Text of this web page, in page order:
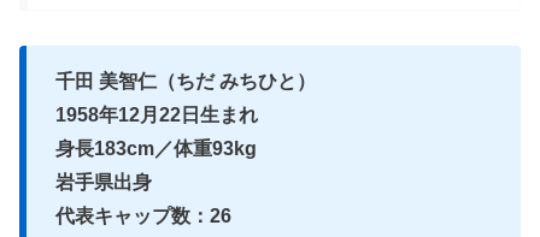
千田 美智仁（ちだ みちひと）
1958年12月22日生まれ
身長183cm／体重93kg
岩手県出身
代表キャップ数：26